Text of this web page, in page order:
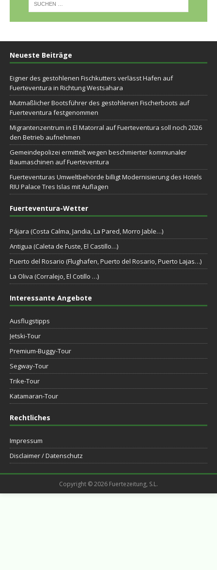
Neueste Beiträge
Eigner des gestohlenen Fischkutters verlässt Hafen auf
Fuerteventura in Richtung Westsahara
Mutmaßlicher Bootsführer des gestohlenen Fischerboots auf
Fuerteventura festgenommen
Migrantenzentrum in El Matorral auf Fuerteventura soll noch 2026
den Betrieb aufnehmen
Gemeindepolizei ermittelt wegen beschmierter kommunaler
Baumaschinen auf Fuerteventura
Fuerteventuras Umweltbehörde billigt Modernisierung des Hotels
RIU Palace Tres Islas mit Auflagen
Fuerteventura-Wetter
Pájara (Costa Calma, Jandia, La Pared, Morro Jable…)
Antigua (Caleta de Fuste, El Castillo…)
Puerto del Rosario (Flughafen, Puerto del Rosario, Puerto Lajas…)
La Oliva (Corralejo, El Cotillo …)
Interessante Angebote
Ausflugstipps
Jetski-Tour
Premium-Buggy-Tour
Segway-Tour
Trike-Tour
Katamaran-Tour
Rechtliches
Impressum
Disclaimer / Datenschutz
Copyright © 2026 Fuertezeitung, S.L.